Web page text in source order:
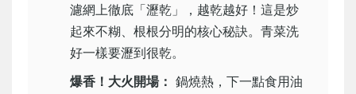
濾網上徹底「瀝乾」，越乾越好！這是炒
起來不糊、根根分明的核心秘訣。青菜洗
好一樣要瀝到很乾。
爆香！大火開場： 鍋燒熱，下一點食用油